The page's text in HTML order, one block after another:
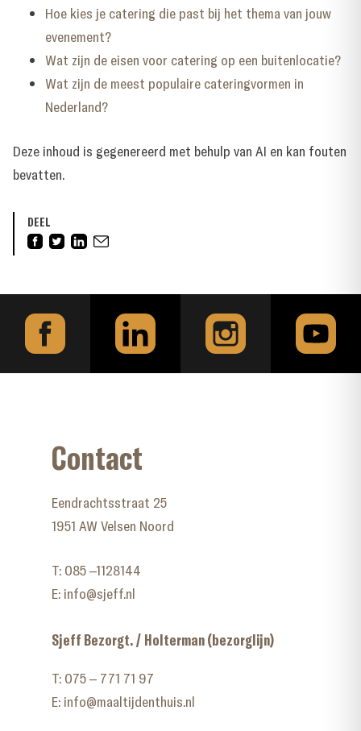
Hoe kies je catering die past bij het thema van jouw
evenement?
Wat zijn de eisen voor catering op een buitenlocatie?
Wat zijn de meest populaire cateringvormen in
Nederland?
Deze inhoud is gegenereerd met behulp van AI en kan fouten
bevatten.
DEEL
Contact
Eendrachtsstraat 25
1951 AW Velsen Noord
T: 085 –1128144
E: info@sjeff.nl
Sjeff Bezorgt. / Holterman (bezorglijn)
T: 075 – 771 71 97
E: info@maaltijdenthuis.nl